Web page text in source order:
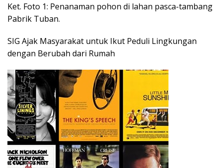
Ket. Foto 1: Penanaman pohon di lahan pasca-tambang
Pabrik Tuban.
SIG Ajak Masyarakat untuk Ikut Peduli Lingkungan
dengan Berubah dari Rumah